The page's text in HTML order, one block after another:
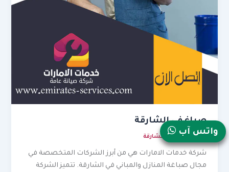
صباغ في الشارقة
يوليو 25, 2026 / الشارقة
شركة خدمات الامارات هي من أبرز الشركات المتخصصة في
مجال صباغة المنازل والمباني في الشارقة. تتميز الشركة
واتس آب